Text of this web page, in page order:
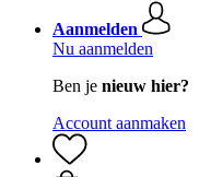
Aanmelden
Nu aanmelden
Ben je nieuw hier?
Account aanmaken